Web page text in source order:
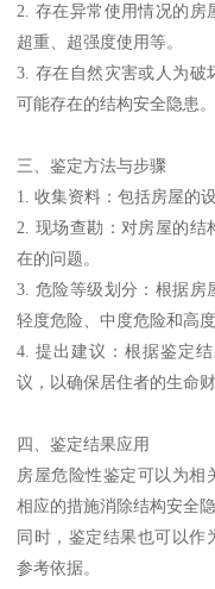
2. 存在异常使用情况的房
超重、超强度使用等。
3. 存在自然灾害或人为破
可能存在的结构安全隐患。
三、鉴定方法与步骤
1. 收集资料：包括房屋的
2. 现场查勘：对房屋的
在的问题。
3. 危险等级划分：根据房
轻度危险、中度危险和高
4. 提出建议：根据鉴定
议，以确保居住者的生命财
四、鉴定结果应用
房屋危险性鉴定可以为相
相应的措施消除结构安全
同时，鉴定结果也可以作
参考依据。